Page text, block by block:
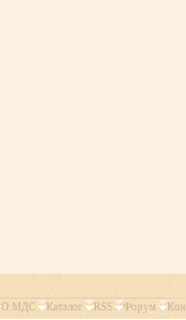
О МДС Каталог RSS Форум